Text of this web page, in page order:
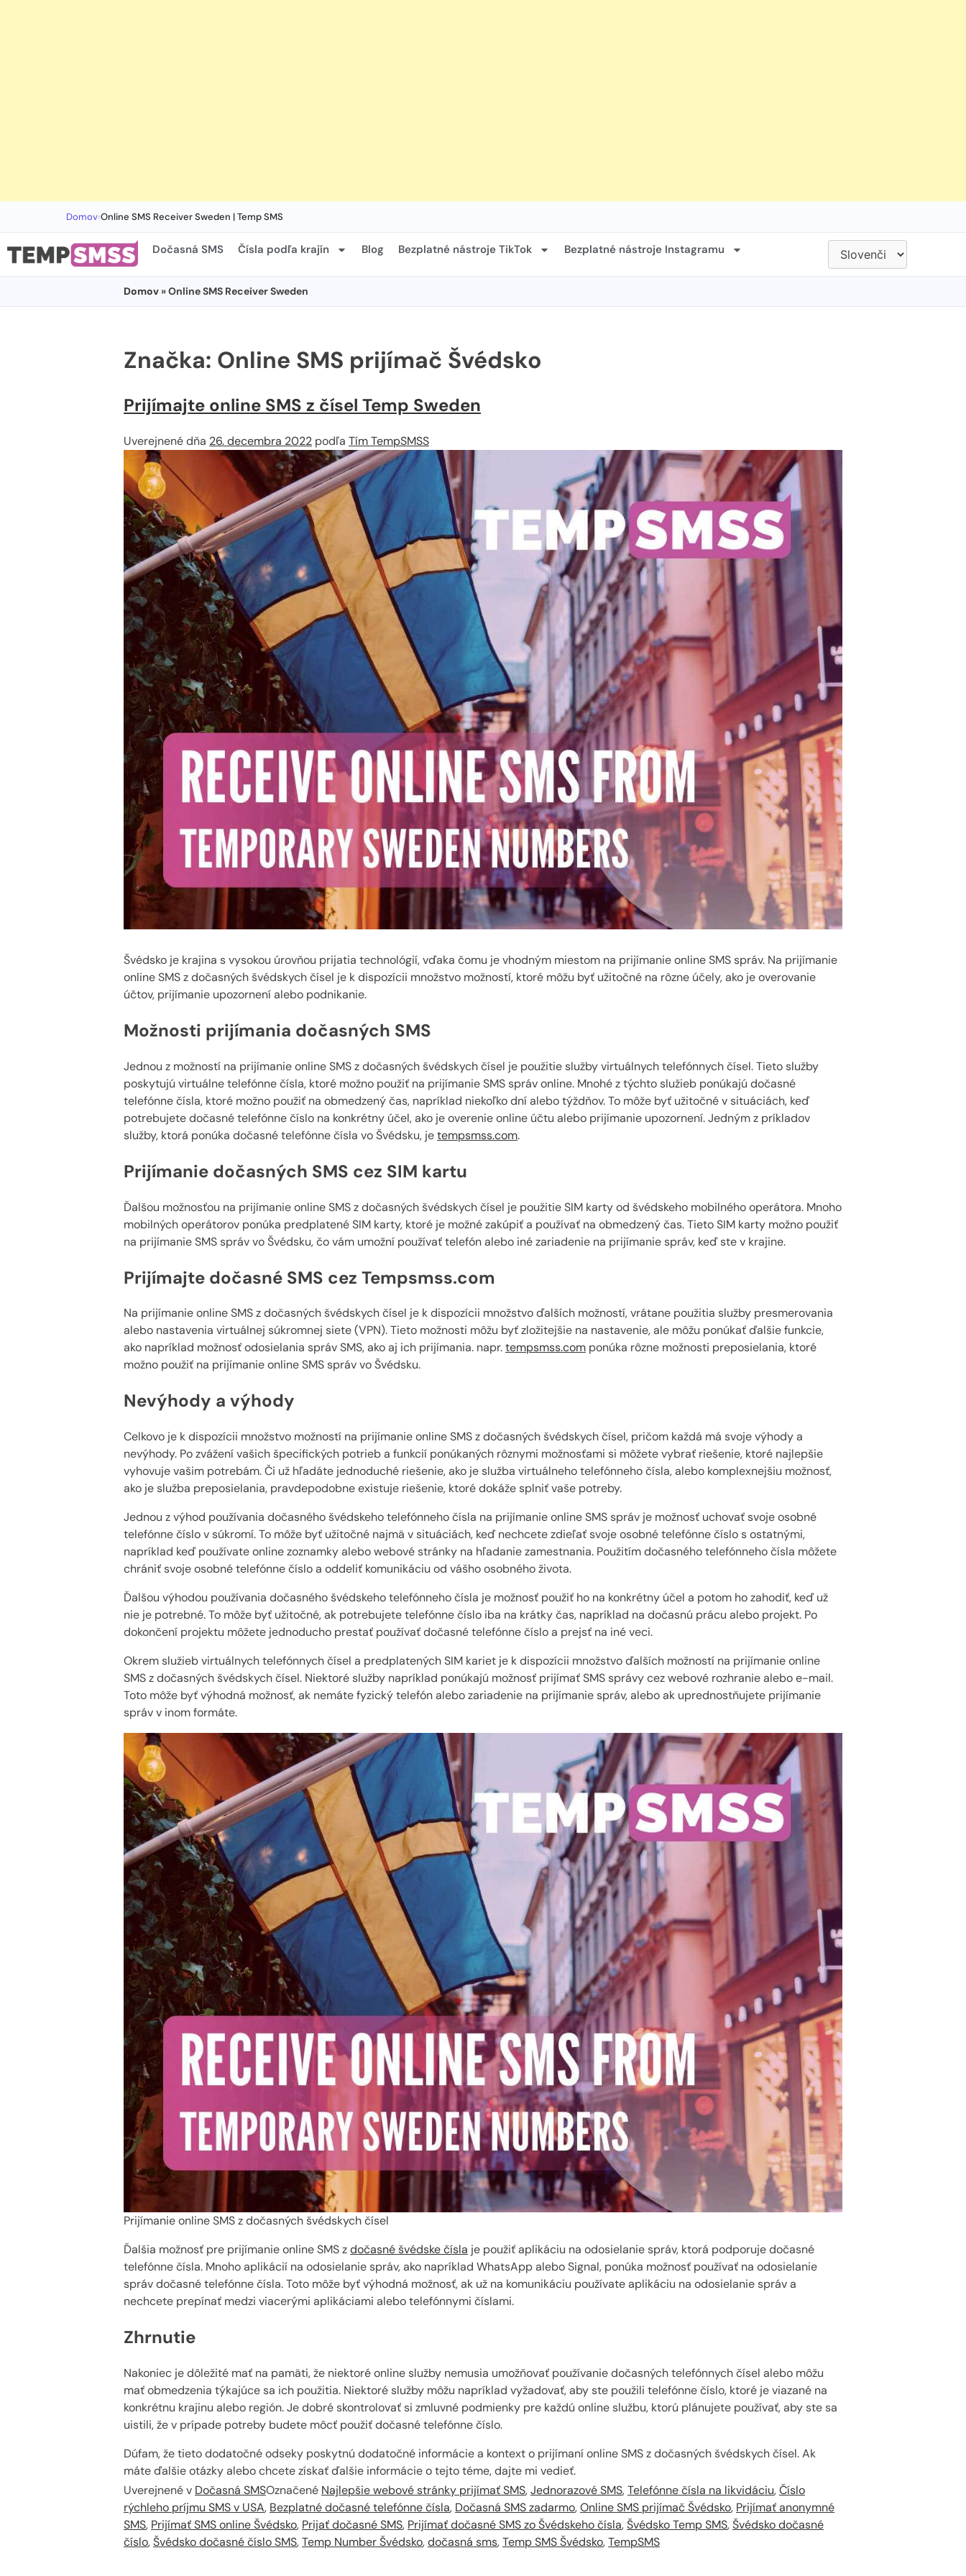
Domov›Online SMS Receiver Sweden | Temp SMS
Dočasná SMS Čísla podľa krajín Blog Bezplatné nástroje TikTok Bezplatné nástroje Instagramu
Domov » Online SMS Receiver Sweden
Značka: Online SMS prijímač Švédsko
Prijímajte online SMS z čísel Temp Sweden
Uverejnené dňa 26. decembra 2022 podľa Tím TempSMSS
Švédsko je krajina s vysokou úrovňou prijatia technológií, vďaka čomu je vhodným miestom na prijímanie online SMS správ. Na prijímanie
online SMS z dočasných švédskych čísel je k dispozícii množstvo možností, ktoré môžu byť užitočné na rôzne účely, ako je overovanie
účtov, prijímanie upozornení alebo podnikanie.
Možnosti prijímania dočasných SMS
Jednou z možností na prijímanie online SMS z dočasných švédskych čísel je použitie služby virtuálnych telefónnych čísel. Tieto služby
poskytujú virtuálne telefónne čísla, ktoré možno použiť na prijímanie SMS správ online. Mnohé z týchto služieb ponúkajú dočasné
telefónne čísla, ktoré možno použiť na obmedzený čas, napríklad niekoľko dní alebo týždňov. To môže byť užitočné v situáciách, keď
potrebujete dočasné telefónne číslo na konkrétny účel, ako je overenie online účtu alebo prijímanie upozornení. Jedným z príkladov
služby, ktorá ponúka dočasné telefónne čísla vo Švédsku, jetempsmss.com.
Prijímanie dočasných SMS cez SIM kartu
Ďalšou možnosťou na prijímanie online SMS z dočasných švédskych čísel je použitie SIM karty od švédskeho mobilného operátora. Mnoho
mobilných operátorov ponúka predplatené SIM karty, ktoré je možné zakúpiť a používať na obmedzený čas. Tieto SIM karty možno použiť
na prijímanie SMS správ vo Švédsku, čo vám umožní používať telefón alebo iné zariadenie na prijímanie správ, keď ste v krajine.
Prijímajte dočasné SMS cez Tempsmss.com
Na prijímanie online SMS z dočasných švédskych čísel je k dispozícii množstvo ďalších možností, vrátane použitia služby presmerovania
alebo nastavenia virtuálnej súkromnej siete (VPN). Tieto možnosti môžu byť zložitejšie na nastavenie, ale môžu ponúkať ďalšie funkcie,
ako napríklad možnosť odosielania správ SMS, ako aj ich prijímania. napr.tempsmss.com ponúka rôzne možnosti preposielania, ktoré
možno použiť na prijímanie online SMS správ vo Švédsku.
Nevýhody a výhody
Celkovo je k dispozícii množstvo možností na prijímanie online SMS z dočasných švédskych čísel, pričom každá má svoje výhody a
nevýhody. Po zvážení vašich špecifických potrieb a funkcií ponúkaných rôznymi možnosťami si môžete vybrať riešenie, ktoré najlepšie
vyhovuje vašim potrebám. Či už hľadáte jednoduché riešenie, ako je služba virtuálneho telefónneho čísla, alebo komplexnejšiu možnosť,
ako je služba preposielania, pravdepodobne existuje riešenie, ktoré dokáže splniť vaše potreby.
Jednou z výhod používania dočasného švédskeho telefónneho čísla na prijímanie online SMS správ je možnosť uchovať svoje osobné
telefónne číslo v súkromí. To môže byť užitočné najmä v situáciách, keď nechcete zdieľať svoje osobné telefónne číslo s ostatnými,
napríklad keď používate online zoznamky alebo webové stránky na hľadanie zamestnania. Použitím dočasného telefónneho čísla môžete
chrániť svoje osobné telefónne číslo a oddeliť komunikáciu od vášho osobného života.
Ďalšou výhodou používania dočasného švédskeho telefónneho čísla je možnosť použiť ho na konkrétny účel a potom ho zahodiť, keď už
nie je potrebné. To môže byť užitočné, ak potrebujete telefónne číslo iba na krátky čas, napríklad na dočasnú prácu alebo projekt. Po
dokončení projektu môžete jednoducho prestať používať dočasné telefónne číslo a prejsť na iné veci.
Okrem služieb virtuálnych telefónnych čísel a predplatených SIM kariet je k dispozícii množstvo ďalších možností na prijímanie online
SMS z dočasných švédskych čísel. Niektoré služby napríklad ponúkajú možnosť prijímať SMS správy cez webové rozhranie alebo e-mail.
Toto môže byť výhodná možnosť, ak nemáte fyzický telefón alebo zariadenie na prijímanie správ, alebo ak uprednostňujete prijímanie
správ v inom formáte.
Prijímanie online SMS z dočasných švédskych čísel
Ďalšia možnosť pre prijímanie online SMS zdočasné švédske čísla je použiť aplikáciu na odosielanie správ, ktorá podporuje dočasné
telefónne čísla. Mnoho aplikácií na odosielanie správ, ako napríklad WhatsApp alebo Signal, ponúka možnosť používať na odosielanie
správ dočasné telefónne čísla. Toto môže byť výhodná možnosť, ak už na komunikáciu používate aplikáciu na odosielanie správ a
nechcete prepínať medzi viacerými aplikáciami alebo telefónnymi číslami.
Zhrnutie
Nakoniec je dôležité mať na pamäti, že niektoré online služby nemusia umožňovať používanie dočasných telefónnych čísel alebo môžu
mať obmedzenia týkajúce sa ich použitia. Niektoré služby môžu napríklad vyžadovať, aby ste použili telefónne číslo, ktoré je viazané na
konkrétnu krajinu alebo región. Je dobré skontrolovať si zmluvné podmienky pre každú online službu, ktorú plánujete používať, aby ste sa
uistili, že v prípade potreby budete môcť použiť dočasné telefónne číslo.
Dúfam, že tieto dodatočné odseky poskytnú dodatočné informácie a kontext o prijímaní online SMS z dočasných švédskych čísel. Ak
máte ďalšie otázky alebo chcete získať ďalšie informácie o tejto téme, dajte mi vedieť.
Uverejnené v Dočasná SMSOznačené Najlepšie webové stránky prijímať SMS,Jednorazové SMS,Telefónne čísla na likvidáciu,Číslo
rýchleho príjmu SMS v USA, Bezplatné dočasné telefónne čísla, Dočasná SMS zadarmo,Online SMS prijímač Švédsko, Prijímať anonymné
SMS, Prijímať SMS online Švédsko, Prijať dočasné SMS, Prijímať dočasné SMS zo Švédskeho čísla,Švédsko Temp SMS,Švédsko dočasné
číslo,Švédsko dočasné číslo SMS,Temp Number Švédsko,dočasná sms,Temp SMS Švédsko,TempSMS